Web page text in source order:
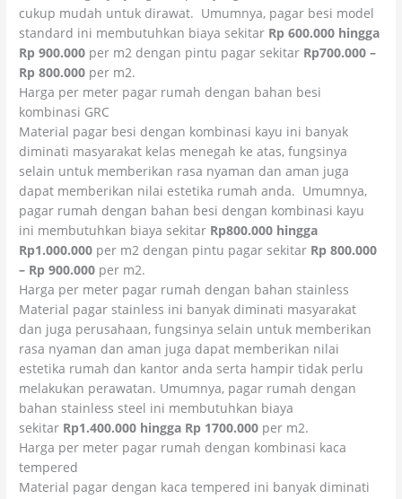
cukup mudah untuk dirawat. Umumnya, pagar besi model
standard ini membutuhkan biaya sekitar Rp 600.000 hingga
Rp 900.000 per m2 dengan pintu pagar sekitar Rp700.000 –
Rp 800.000 per m2.
Harga per meter pagar rumah dengan bahan besi
kombinasi GRC
Material pagar besi dengan kombinasi kayu ini banyak
diminati masyarakat kelas menegah ke atas, fungsinya
selain untuk memberikan rasa nyaman dan aman juga
dapat memberikan nilai estetika rumah anda. Umumnya,
pagar rumah dengan bahan besi dengan kombinasi kayu
ini membutuhkan biaya sekitar Rp800.000 hingga
Rp1.000.000 per m2 dengan pintu pagar sekitar Rp 800.000
– Rp 900.000 per m2.
Harga per meter pagar rumah dengan bahan stainless
Material pagar stainless ini banyak diminati masyarakat
dan juga perusahaan, fungsinya selain untuk memberikan
rasa nyaman dan aman juga dapat memberikan nilai
estetika rumah dan kantor anda serta hampir tidak perlu
melakukan perawatan. Umumnya, pagar rumah dengan
bahan stainless steel ini membutuhkan biaya
sekitar Rp1.400.000 hingga Rp 1700.000 per m2.
Harga per meter pagar rumah dengan kombinasi kaca
tempered
Material pagar dengan kaca tempered ini banyak diminati